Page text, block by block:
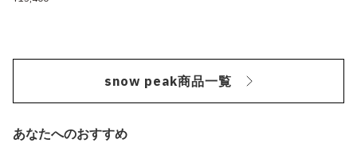
snow peak商品一覧
あなたへのおすすめ